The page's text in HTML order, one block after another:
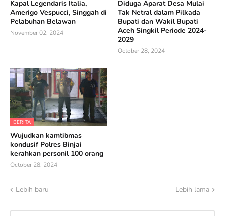
Kapal Legendaris Italia,
Amerigo Vespucci, Singgah di
Pelabuhan Belawan
November 02, 2024
Diduga Aparat Desa Mulai
Tak Netral dalam Pilkada
Bupati dan Wakil Bupati
Aceh Singkil Periode 2024-
2029
October 28, 2024
BERITA
Wujudkan kamtibmas
kondusif Polres Binjai
kerahkan personil 100 orang
October 28, 2024
Lebih baru Lebih lama